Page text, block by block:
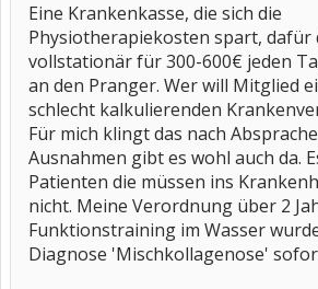
Eine Krankenkasse, die sich die
Physiotherapiekosten spart, dafür
vollstationär für 300-600€ jeden
an den Pranger. Wer will Mitglied
schlecht kalkulierenden
Für mich klingt das nach
Ausnahmen gibt es wohl auch da.
Patienten die müssen ins
nicht. Meine Verordnung über 2
Funktionstraining im Wasser
Diagnose 'Mischkollagenose'